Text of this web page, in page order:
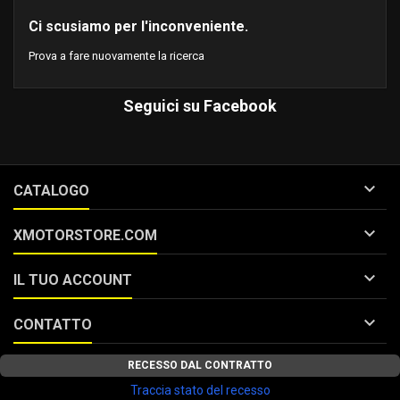
Ci scusiamo per l'inconveniente.
Prova a fare nuovamente la ricerca
Seguici su Facebook
CATALOGO 
XMOTORSTORE.COM 
IL TUO ACCOUNT 
CONTATTO 
RECESSO DAL CONTRATTO
Traccia stato del recesso